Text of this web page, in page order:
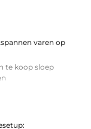
varen op
te koop sloep